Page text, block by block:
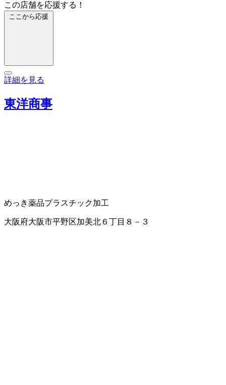
この店舗を応援する！
ここから応援
詳細を見る
東洋商事
めっき薬品プラスチック加工
大阪府大阪市平野区加美北６丁目８－３